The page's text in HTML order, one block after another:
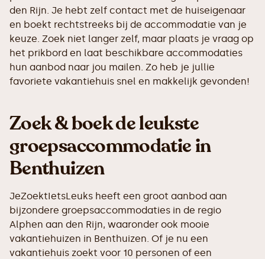
den Rijn. Je hebt zelf contact met de huiseigenaar
en boekt rechtstreeks bij de accommodatie van je
keuze. Zoek niet langer zelf, maar plaats je vraag op
het prikbord en laat beschikbare accommodaties
hun aanbod naar jou mailen. Zo heb je jullie
favoriete vakantiehuis snel en makkelijk gevonden!
Zoek & boek de leukste
groepsaccommodatie in
Benthuizen
JeZoektIetsLeuks heeft een groot aanbod aan
bijzondere groepsaccommodaties in de regio
Alphen aan den Rijn, waaronder ook mooie
vakantiehuizen in Benthuizen. Of je nu een
vakantiehuis zoekt voor 10 personen of een